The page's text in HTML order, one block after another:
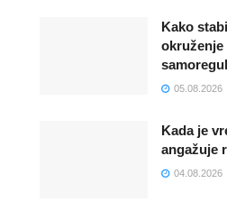
Kako
okruženje
05.08.2026
Kada je
angažuje
04.08.2026